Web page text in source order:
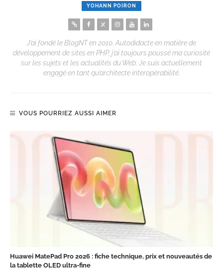
YOHANN POIRON
J’ai fondé le BlogNT en 2010. Autodidacte en matière de
développement de sites en PHP, j’ai toujours poussé ma curiosité
sur les sujets et les actualités du Web. Je suis actuellement
engagé en tant qu’architecte interopérabilité.
VOUS POURRIEZ AUSSI AIMER
Huawei MatePad Pro 2026 : fiche technique, prix et nouveautés de
la tablette OLED ultra-fine